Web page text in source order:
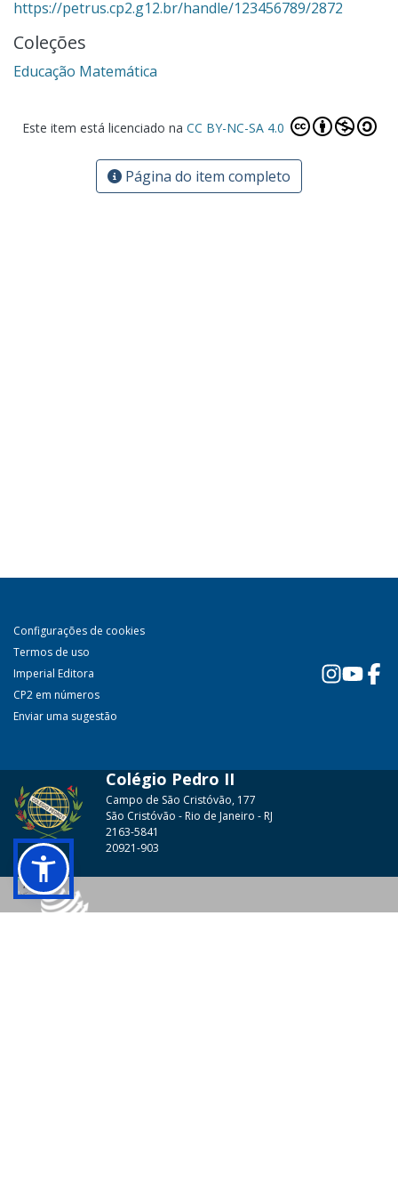
https://petrus.cp2.g12.br/handle/123456789/2872
Coleções
Educação Matemática
Este item está licenciado na CC BY-NC-SA 4.0
Página do item completo
Configurações de cookies
Termos de uso
Imperial Editora
CP2 em números
Enviar uma sugestão
Colégio Pedro II
Campo de São Cristóvão, 177
São Cristóvão - Rio de Janeiro - RJ
2163-5841
20921-903